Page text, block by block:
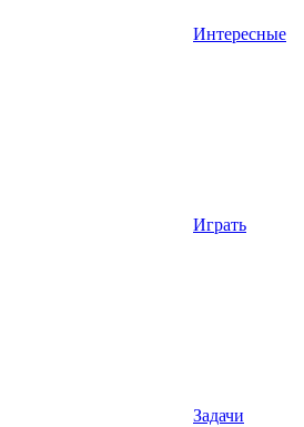
Интересные
Играть
Задачи